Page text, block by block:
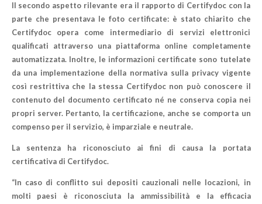
Il secondo aspetto rilevante era il rapporto di Certifydoc con la
parte che presentava le foto certificate: è stato chiarito che
Certifydoc opera come intermediario di servizi elettronici
qualificati attraverso una piattaforma online completamente
automatizzata. Inoltre, le informazioni certificate sono tutelate
da una implementazione della normativa sulla privacy vigente
così restrittiva che la stessa Certifydoc non può conoscere il
contenuto del documento certificato né ne conserva copia nei
propri server. Pertanto, la certificazione, anche se comporta un
compenso per il servizio, è imparziale e neutrale.
La sentenza ha riconosciuto ai fini di causa la portata
certificativa di Certifydoc.
“In caso di conflitto sui depositi cauzionali nelle locazioni, in
molti paesi è riconosciuta la ammissibilità e la efficacia